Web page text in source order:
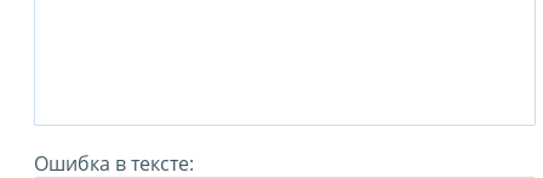
Ошибка в тексте: